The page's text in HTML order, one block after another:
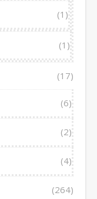
(1)
(1)
(17)
(6)
(2)
(4)
(264)